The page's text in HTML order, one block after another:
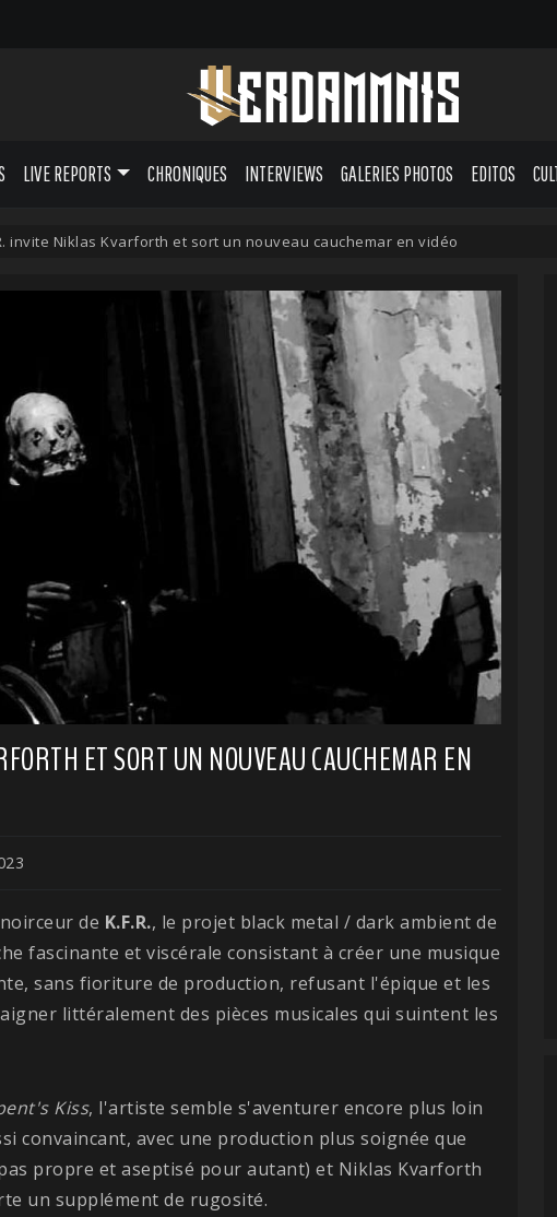
LIVE REPORTS CHRONIQUES INTERVIEWS GALERIES PHOTOS EDITOS
invite Niklas Kvarforth et sort un nouveau cauchemar en vidéo
ET SORT UN NOUVEAU CAUCHEMAR EN
de K.F.R., le projet black metal / dark ambient de
fascinante et viscérale consistant à créer une musique
sans fioriture de production, refusant l'épique et les
littéralement des pièces musicales qui suintent les
Kiss, l'artiste semble s'aventurer encore plus loin
convaincant, avec une production plus soignée que
propre et aseptisé pour autant) et Niklas Kvarforth
un supplément de rugosité.